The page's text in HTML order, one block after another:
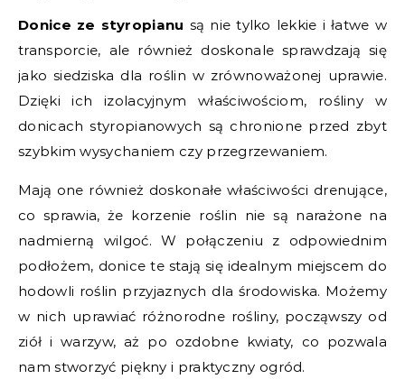
Donice ze styropianu są nie tylko lekkie i łatwe w
transporcie, ale również doskonale sprawdzają się
jako siedziska dla roślin w zrównoważonej uprawie.
Dzięki ich izolacyjnym właściwościom, rośliny w
donicach styropianowych są chronione przed zbyt
szybkim wysychaniem czy przegrzewaniem.
Mają one również doskonałe właściwości drenujące,
co sprawia, że korzenie roślin nie są narażone na
nadmierną wilgoć. W połączeniu z odpowiednim
podłożem, donice te stają się idealnym miejscem do
hodowli roślin przyjaznych dla środowiska. Możemy
w nich uprawiać różnorodne rośliny, począwszy od
ziół i warzyw, aż po ozdobne kwiaty, co pozwala
nam stworzyć piękny i praktyczny ogród.